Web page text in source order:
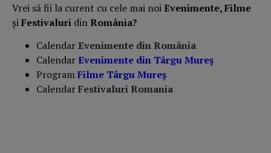
Vrei să fii la curent cu cele mai noiEvenimente, Filme
șiFestivaluri dinRomânia?
Calendar Evenimente din România
CalendarEvenimente din Târgu Mureș
ProgramFilme Târgu Mureș
CalendarFestivaluri Romania